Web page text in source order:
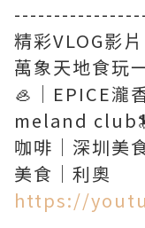
精彩VLOG影片
萬象天地食玩
🦪｜EPICE瀧
meland
咖啡｜深圳美
https://